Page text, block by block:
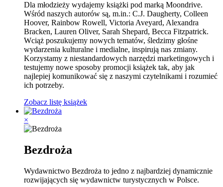
Dla młodzieży wydajemy książki pod marką Moondrive.
Wśród naszych autorów są, m.in.: C.J. Daugherty, Colleen
Hoover, Rainbow Rowell, Victoria Aveyard, Alexandra
Bracken, Lauren Oliver, Sarah Shepard, Becca Fitzpatrick.
Wciąż poszukujemy nowych tematów, śledzimy głośne
wydarzenia kulturalne i medialne, inspirują nas zmiany.
Korzystamy z niestandardowych narzędzi marketingowych i
testujemy nowe sposoby promocji książek tak, aby jak
najlepiej komunikować się z naszymi czytelnikami i rozumieć
ich potrzeby.
Zobacz listę książek
×
Bezdroża
Wydawnictwo Bezdroża to jedno z najbardziej dynamicznie
rozwijających się wydawnictw turystycznych w Polsce.